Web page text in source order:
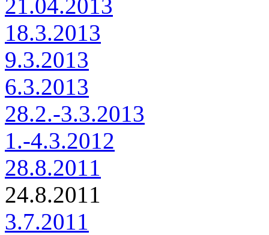
21.04.2013
18.3.2013
9.3.2013
6.3.2013
28.2.-3.3.2013
1.-4.3.2012
28.8.2011
24.8.2011
3.7.2011